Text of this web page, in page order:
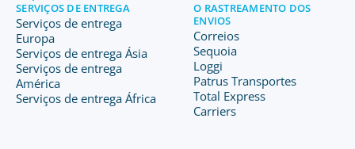
SERVIÇOS DE ENTREGA
Serviços de entrega
Europa
Serviços de entrega Ásia
Serviços de entrega
América
Serviços de entrega África
O RASTREAMENTO DOS
ENVIOS
Correios
Sequoia
Loggi
Patrus Transportes
Total Express
Carriers